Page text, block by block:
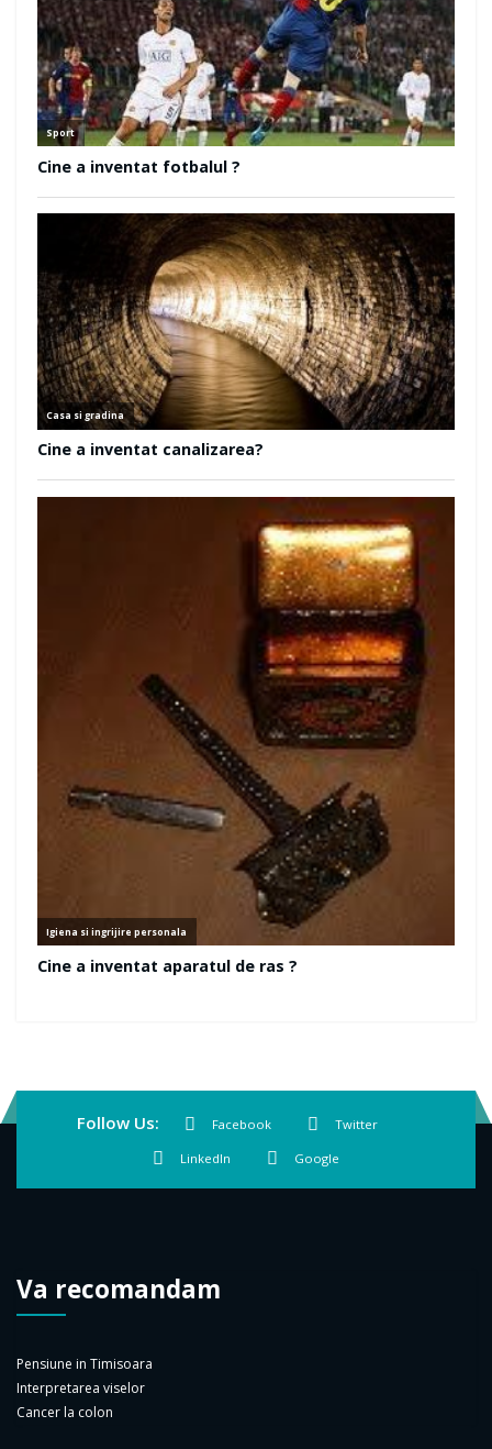
Follow Us: Facebook Twitter
LinkedIn Google
Va recomandam
Pensiune in Timisoara
Interpretarea viselor
Cancer la colon